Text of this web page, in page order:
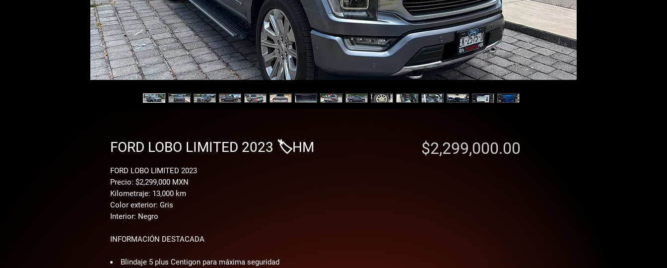
FORD LOBO LIMITED 2023 🏷️HM
FORD LOBO LIMITED 2023
Precio: $2,299,000 MXN
Kilometraje: 13,000 km
Color exterior: Gris
Interior: Negro
INFORMACIÓN DESTACADA
Blindaje 5 plus Centigon para máxima seguridad
$2,299,000.00Precio